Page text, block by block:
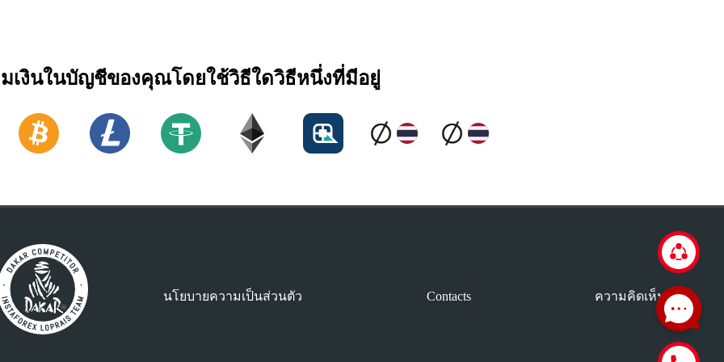
มเงินในบัญชีของคุณโดยใช้วิธีใดวิธีหนึ่งที่มีอยู่
นโยบายความเป็นส่วนตัว Contacts ความคิดเห็น